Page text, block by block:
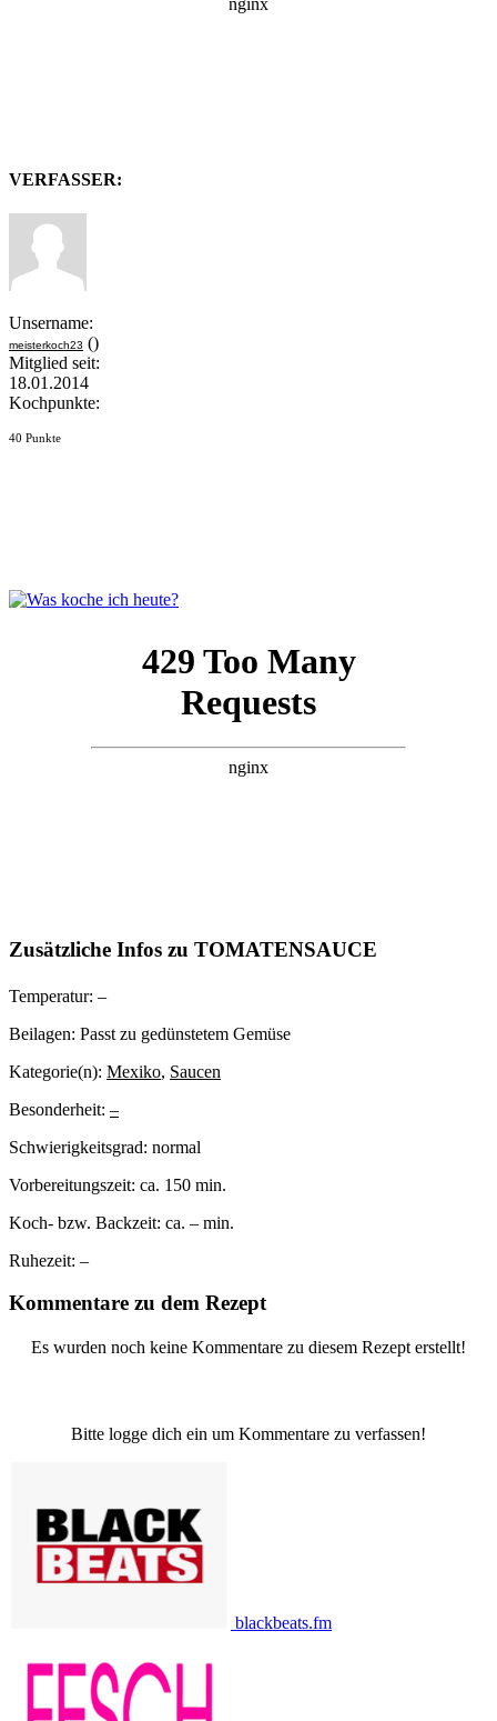
VERFASSER:
Unsername:
meisterkoch23 ()
Mitglied seit:
18.01.2014
Kochpunkte:
40 Punkte
Zusätzliche Infos zu TOMATENSAUCE
Temperatur: –
Beilagen: Passt zu gedünstetem Gemüse
Kategorie(n): Mexiko, Saucen
Besonderheit: –
Schwierigkeitsgrad: normal
Vorbereitungszeit: ca. 150 min.
Koch- bzw. Backzeit: ca. – min.
Ruhezeit: –
Kommentare zu dem Rezept
Es wurden noch keine Kommentare zu diesem Rezept erstellt!
Bitte logge dich ein um Kommentare zu verfassen!
blackbeats.fm